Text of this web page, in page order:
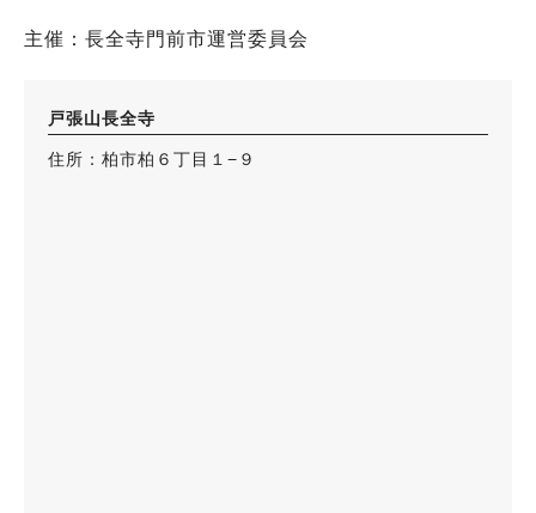
主催：長全寺門前市運営委員会
戸張山長全寺
住所：柏市柏６丁目１−９